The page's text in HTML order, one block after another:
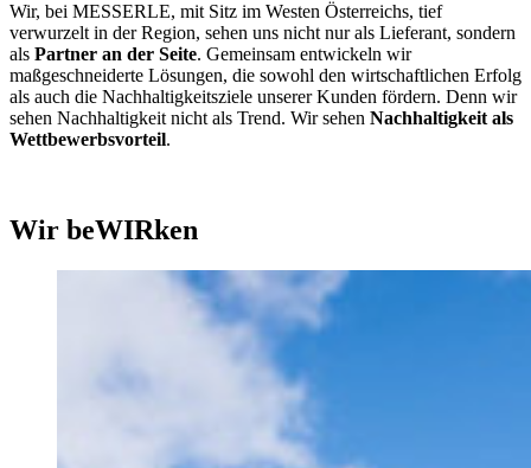
Wir, bei MESSERLE, mit Sitz im Westen Österreichs, tief
verwurzelt in der Region, sehen uns nicht nur als Lieferant, sondern
als Partner an der Seite. Gemeinsam entwickeln wir
maßgeschneiderte Lösungen, die sowohl den wirtschaftlichen Erfolg
als auch die Nachhaltigkeitsziele unserer Kunden fördern. Denn wir
sehen Nachhaltigkeit nicht als Trend. Wir sehen Nachhaltigkeit als
Wettbewerbsvorteil.
Wir beWIRken